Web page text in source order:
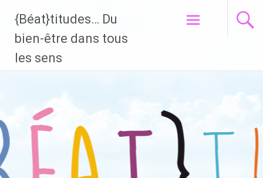
{Béat}titudes… Du
bien-être dans tous
les sens